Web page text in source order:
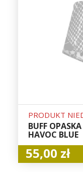
PRODUKT
BUFF
HAVOC BLUE
55,00 zł